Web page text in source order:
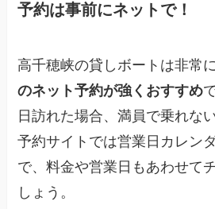
予約は事前にネットで！
高千穂峡の貸しボートは非常
のネット予約が強くおすすめ
日訪れた場合、満員で乗れな
予約サイトでは営業日カレン
で、料金や営業日もあわせて
しょう。